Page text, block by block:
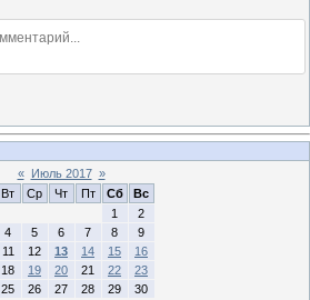
«
Июль 2017 »
Вт Ср Чт Пт Сб
Вс
1
2
4 5 6 7 8
9
11 12 13 14 15
16
18 19 20 21 22
23
25 26 27 28 29 30